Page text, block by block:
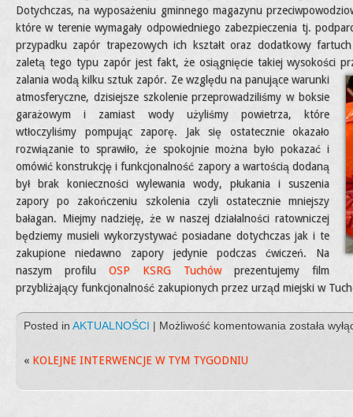
Dotychczas, na wyposażeniu gminnego magazynu
które w terenie wymagały odpowiedniego zabezpieczenia tj.
przypadku zapór trapezowych ich kształt oraz dodatkowy
zaletą tego typu zapór jest fakt, że osiągnięcie takiej wysokości
zalania wodą kilku sztuk zapór. Ze względu na panujące warunki
atmosferyczne, dzisiejsze szkolenie przeprowadziliśmy w boksie
garażowym i zamiast wody użyliśmy powietrza, które
wtłoczyliśmy pompując zaporę. Jak się ostatecznie okazało
rozwiązanie to sprawiło, że spokojnie można było pokazać i
omówić konstrukcję i funkcjonalność zapory a wartością dodaną
był brak konieczności wylewania wody, płukania i suszenia
zapory po zakończeniu szkolenia czyli ostatecznie mniejszy
bałagan. Miejmy nadzieję, że w naszej działalności ratowniczej
będziemy musieli wykorzystywać posiadane dotychczas jak i te
zakupione niedawno zapory jedynie podczas ćwiczeń. Na
naszym profilu OSP KSRG Tuchówprezentujemy film
przybliżający funkcjonalność zakupionych przez urząd miejski w
Posted in AKTUALNOŚCI | Możliwość komentowania NOWY
została
« KOLEJNE INTERWENCJE W TYM TYGODNIU